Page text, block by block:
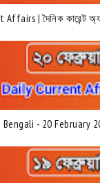
| দৈনিক কারেন্ট
- 20 February